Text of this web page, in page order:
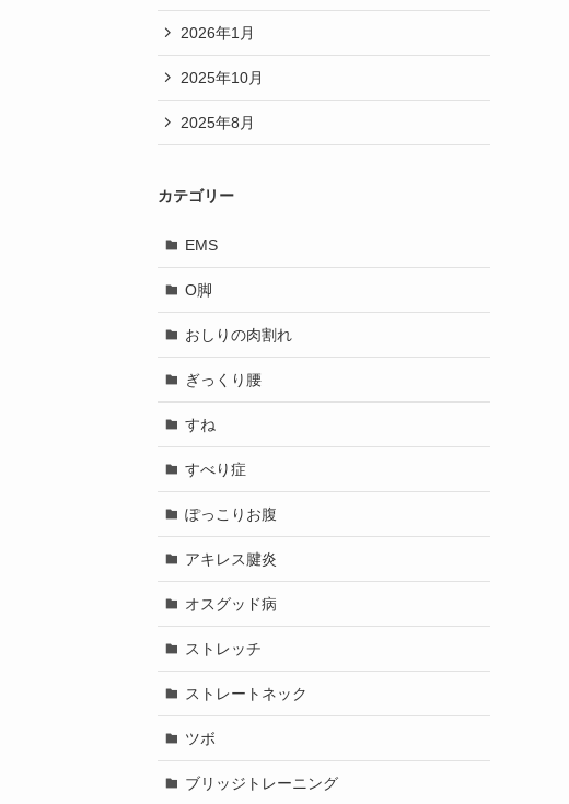
2026年1月
2025年10月
2025年8月
カテゴリー
EMS
O脚
おしりの肉割れ
ぎっくり腰
すね
すべり症
ぽっこりお腹
アキレス腱炎
オスグッド病
ストレッチ
ストレートネック
ツボ
ブリッジトレーニング